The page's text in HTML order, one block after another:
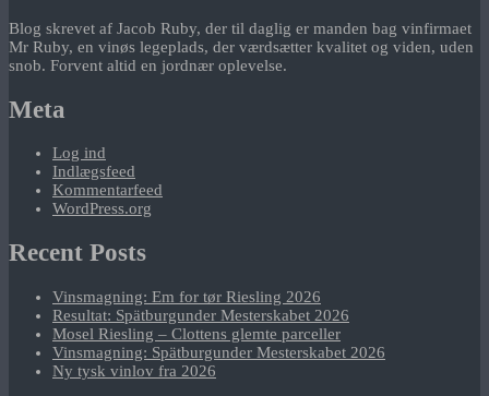
Blog skrevet af Jacob Ruby, der til daglig er manden bag vinfirmaet
Mr Ruby, en vinøs legeplads, der værdsætter kvalitet og viden, uden
snob. Forvent altid en jordnær oplevelse.
Meta
Log ind
Indlægsfeed
Kommentarfeed
WordPress.org
Recent Posts
Vinsmagning: Em for tør Riesling 2026
Resultat: Spätburgunder Mesterskabet 2026
Mosel Riesling – Clottens glemte parceller
Vinsmagning: Spätburgunder Mesterskabet 2026
Ny tysk vinlov fra 2026